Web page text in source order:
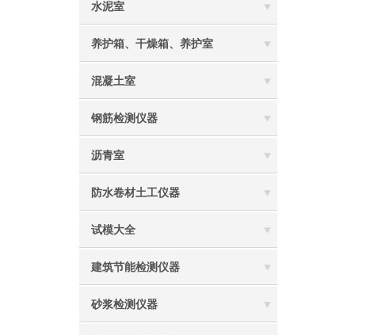
水泥室
养护箱、干燥箱、养护室
混凝土室
钢筋检测仪器
沥青室
防水卷材土工仪器
试模大全
建筑节能检测仪器
砂浆检测仪器